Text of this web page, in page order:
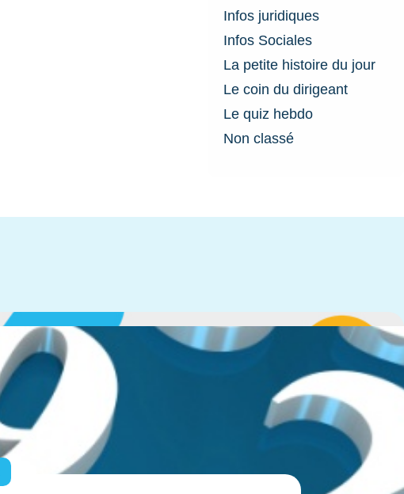
Infos juridiques
Infos Sociales
La petite histoire du jour
Le coin du dirigeant
Le quiz hebdo
Non classé